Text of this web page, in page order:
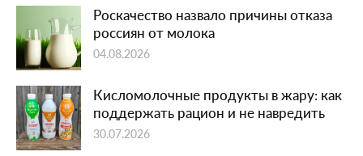
Роскачество назвало причины отказа
россиян от молока
04.08.2026
Кисломолочные продукты в жару: как
поддержать рацион и не навредить
30.07.2026